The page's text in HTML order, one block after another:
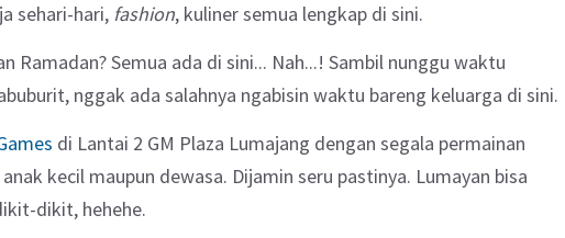
sehari-hari, fashion, kuliner semua lengkap di sini.
Ramadan? Semua ada di sini... Nah...! Sambil nunggu waktu
nggak ada salahnya ngabisin waktu bareng keluarga di sini.
di Lantai 2 GM Plaza Lumajang dengan segala permainan
kecil maupun dewasa. Dijamin seru pastinya. Lumayan bisa
dikit, hehehe.